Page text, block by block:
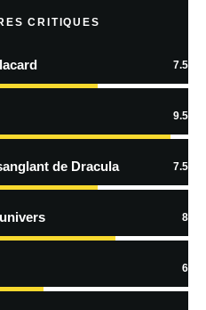
En savoir
CRITIQUES
7.5
9.5
de Dracula 7.5
8
6